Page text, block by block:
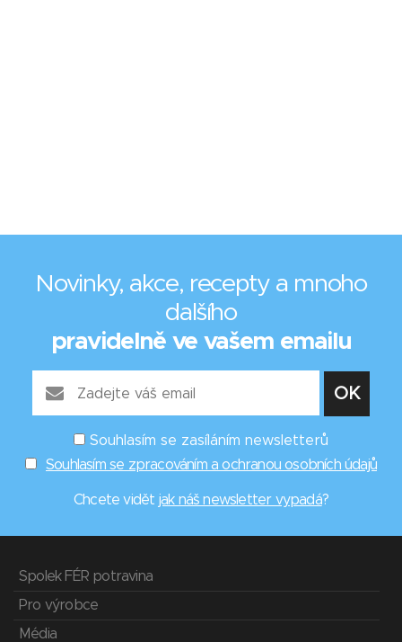
Novinky, akce, recepty a mnoho
dalšího
pravidelně ve vašem emailu
Souhlasím se zasíláním newsletterů
Souhlasím se zpracováním a ochranou osobních údajů
Chcete vidět jak náš newsletter vypadá?
Spolek FÉR potravina
Pro výrobce
Média